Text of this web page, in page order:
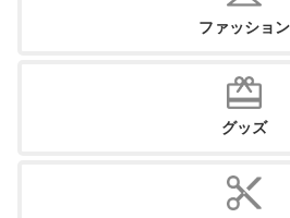
ファッション
グッズ